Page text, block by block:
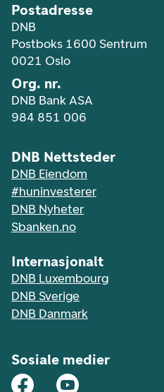
Postadresse
DNB
Postboks 1600 Sentrum
0021 Oslo
Org. nr.
DNB Bank ASA
984 851 006
DNB Nettsteder
DNB Eiendom
#huninvesterer
DNB Nyheter
Sbanken.no
Internasjonalt
DNB Luxembourg
DNB Sverige
DNB Danmark
Sosiale medier